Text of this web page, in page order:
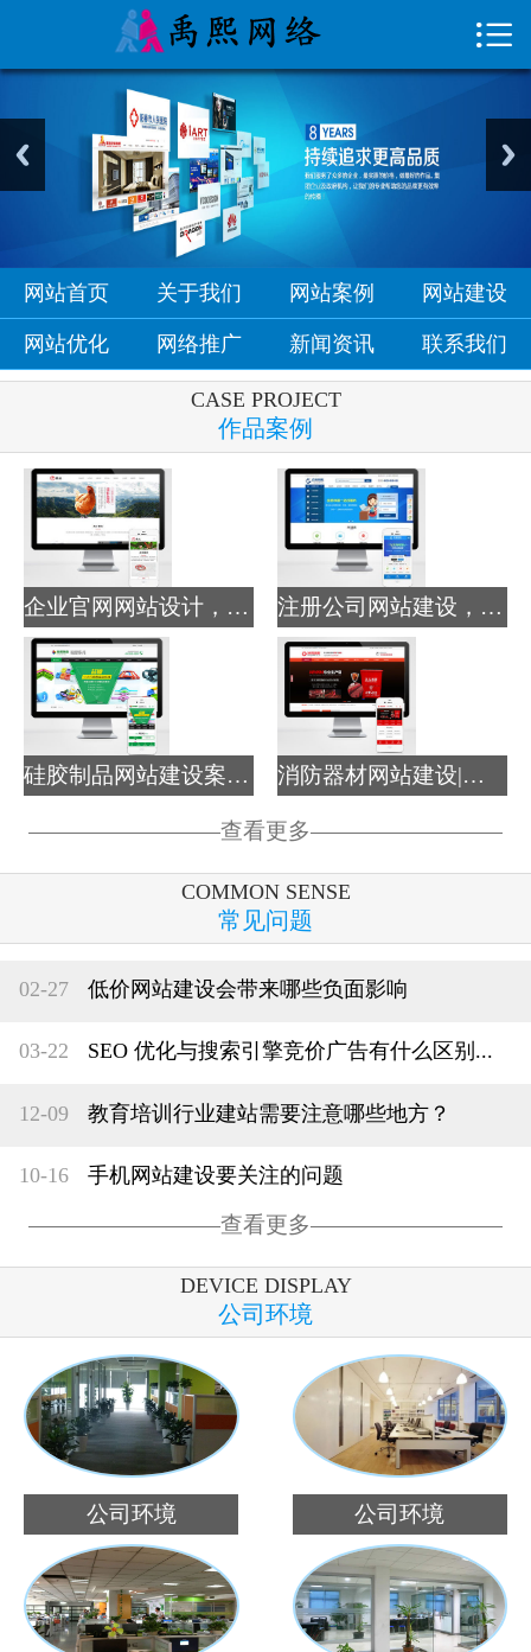
网站案例
网站优化
网络推广
联系我们

网站首页 关于我们 网站案例 网站建设
网站优化 网络推广 新闻资讯 联系我们
CASE PROJECT
作品案例
企业官网网站设计，品牌宣... 注册公司网站建设，财务记...
硅胶制品网站建设案例-塑... 消防器材网站建设|消防器...
查看更多
COMMON SENSE
常见问题
02-27 低价网站建设会带来哪些负面影响
03-22 SEO 优化与搜索引擎竞价广告有什么区别...
12-09 教育培训行业建站需要注意哪些地方？
10-16 手机网站建设要关注的问题
查看更多
DEVICE DISPLAY
公司环境
公司环境 公司环境